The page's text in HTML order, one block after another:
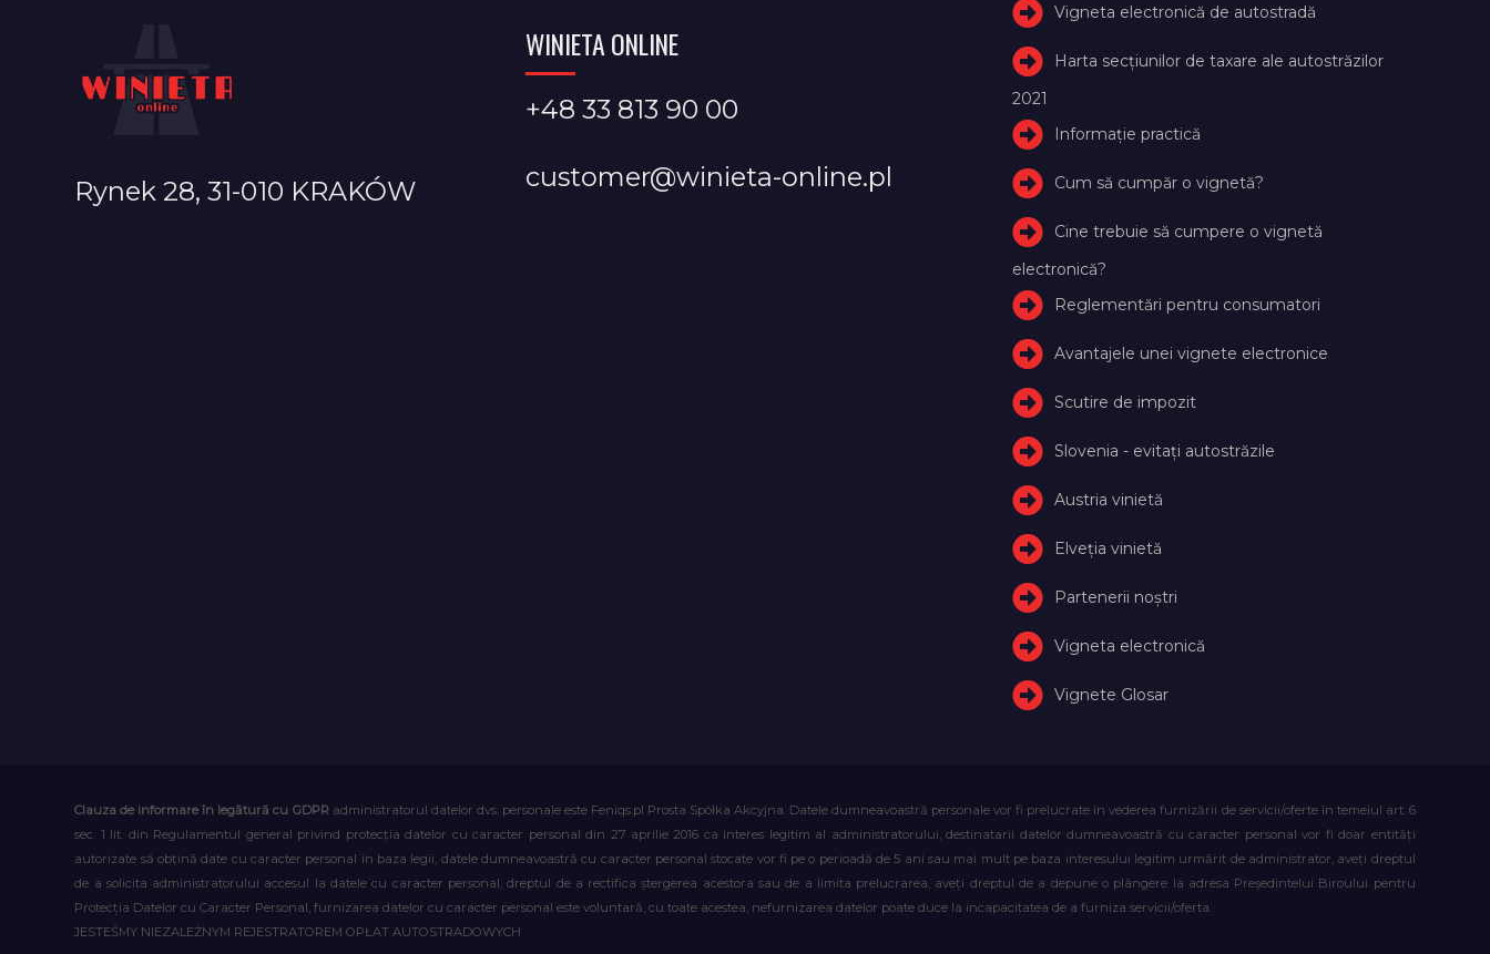
Rynek 28, 31-010 KRAKÓW
WINIETA ONLINE
+48 33 813 90 00
customer@winieta-online.pl
Vigneta electronică de autostradă
Harta secțiunilor de taxare ale autostrăzilor
2021
Informație practică
Cum să cumpăr o vignetă?
Cine trebuie să cumpere o vignetă
electronică?
Reglementări pentru consumatori
Avantajele unei vignete electronice
Scutire de impozit
Slovenia - evitați autostrăzile
Austria vinietă
Elveţia vinietă
Partenerii noștri
Vigneta electronică
Vignete Glosar
Clauza de informare în legătură cu GDPR administratorul datelor dvs. personale este Feniqs.pl Prosta Spółka Akcyjna. Datele dumneavoastră personale vor fi prelucrate în vederea furnizării de servicii/oferte în temeiul art. 6
sec. 1 lit. din Regulamentul general privind protecția datelor cu caracter personal din 27 aprilie 2016 ca interes legitim al administratorului, destinatarii datelor dumneavoastră cu caracter personal vor fi doar entități
autorizate să obțină date cu caracter personal în baza legii, datele dumneavoastră cu caracter personal stocate vor fi pe o perioadă de 5 ani sau mai mult pe baza interesului legitim urmărit de administrator, aveți dreptul
de a solicita administratorului accesul la datele cu caracter personal, dreptul de a rectifica ștergerea acestora sau de a limita prelucrarea, aveți dreptul de a depune o plângere la adresa Președintelui Biroului pentru
Protecția Datelor cu Caracter Personal, furnizarea datelor cu caracter personal este voluntară, cu toate acestea, nefurnizarea datelor poate duce la incapacitatea de a furniza servicii/oferta.
JESTEŚMY NIEZALEŻNYM REJESTRATOREM OPŁAT AUTOSTRADOWYCH